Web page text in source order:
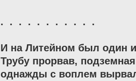
.  .  .  .  .  .  .  .  .  .  .
И на Литейном был один
Трубу прорвав,
однажды с воплем